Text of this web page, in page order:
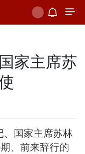
家主席苏
、国家主席苏林
、前来辞行的